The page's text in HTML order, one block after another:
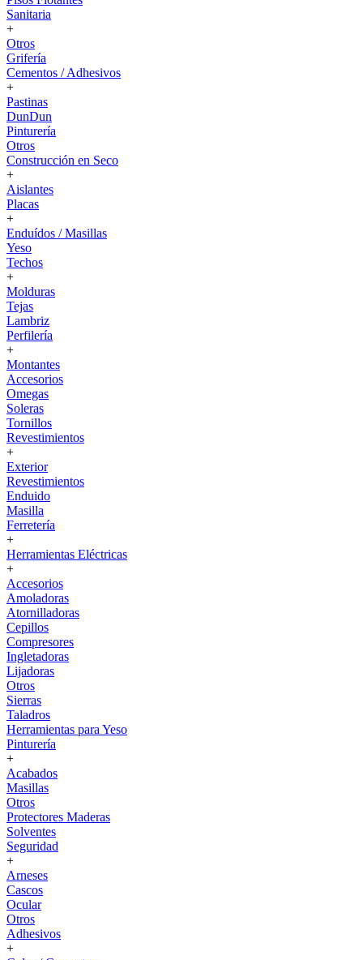
Sanitaria
+
Otros
Grifería
Cementos / Adhesivos
+
Pastinas
DunDun
Pinturería
Otros
Construcción en Seco
+
Aislantes
Placas
+
Enduídos / Masillas
Yeso
Techos
+
Molduras
Tejas
Lambriz
Perfilería
+
Montantes
Accesorios
Omegas
Soleras
Tornillos
Revestimientos
+
Exterior
Revestimientos
Enduido
Masilla
Ferretería
+
Herramientas Eléctricas
+
Accesorios
Amoladoras
Atornilladoras
Cepillos
Compresores
Ingletadoras
Lijadoras
Otros
Sierras
Taladros
Herramientas para Yeso
Pinturería
+
Acabados
Masillas
Otros
Protectores Maderas
Solventes
Seguridad
+
Arneses
Cascos
Ocular
Otros
Adhesivos
+